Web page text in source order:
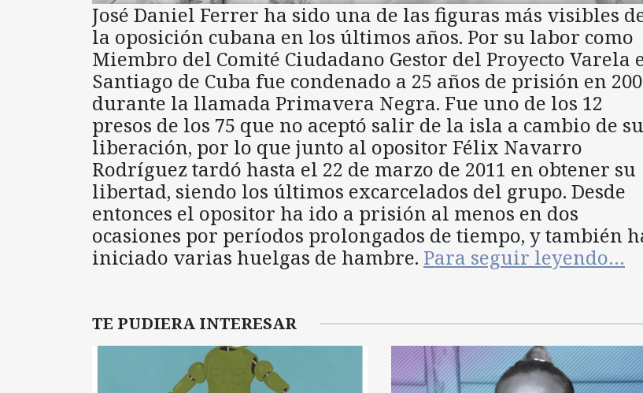
José Daniel Ferrer ha sido una de las figuras más visibles
la oposición cubana en los últimos años. Por su labor como
Miembro del Comité Ciudadano Gestor del Proyecto Varela
Santiago de Cuba fue condenado a 25 años de prisión en
durante la llamada Primavera Negra. Fue uno de los 12
presos de los 75 que no aceptó salir de la isla a cambio de su
liberación, por lo que junto al opositor Félix Navarro
Rodríguez tardó hasta el 22 de marzo de 2011 en obtener su
libertad, siendo los últimos excarcelados del grupo. Desde
entonces el opositor ha ido a prisión al menos en dos
ocasiones por períodos prolongados de tiempo, y también
iniciado varias huelgas de hambre. Para seguir leyendo…
TE PUDIERA INTERESAR